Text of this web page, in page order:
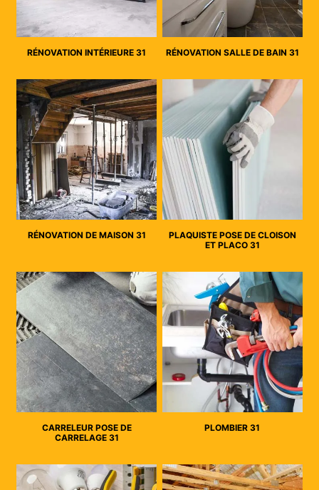
RÉNOVATION INTÉRIEURE 31 RÉNOVATION SALLE DE BAIN 31
RÉNOVATION DE MAISON 31
PLAQUISTE POSE DE CLOISON
ET PLACO 31
CARRELEUR POSE DE
CARRELAGE 31
PLOMBIER 31